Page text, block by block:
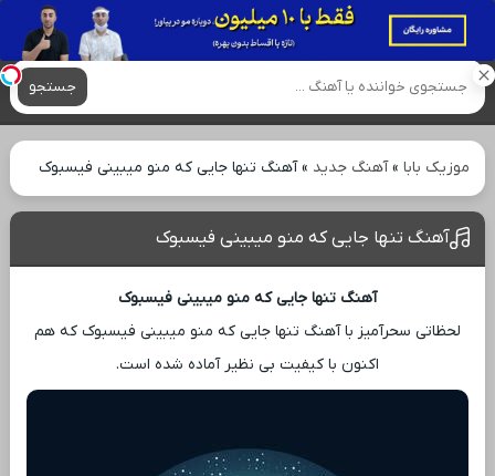
آهنگ های جدید
جستجو
موزیک بابا»آهنگ جدید »آهنگ تنها جایی که منو میبینی فیسبوک
آهنگ تنها جایی که منو میبینی فیسبوک
آهنگ تنها جایی که منو میبینی فیسبوک
لحظاتی سحرآمیز با آهنگ تنها جایی که منو میبینی فیسبوک که هم
اکنون با کیفیت بی ‌نظیر آماده شده است.